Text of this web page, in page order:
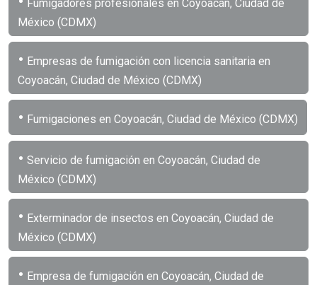
Fumigadores profesionales en Coyoacán, Ciudad de
México (CDMX)
• Empresas de fumigación con licencia sanitaria en
Coyoacán, Ciudad de México (CDMX)
• Fumigaciones en Coyoacán, Ciudad de México (CDMX)
• Servicio de fumigación en Coyoacán, Ciudad de
México (CDMX)
• Exterminador de insectos en Coyoacán, Ciudad de
México (CDMX)
• Empresa de fumigación en Coyoacán, Ciudad de